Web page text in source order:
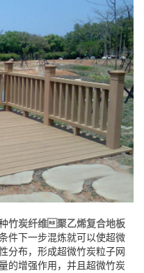
竹炭纤维聚乙烯复合地板
件下一步混炼就可以使超微
分布，形成超微竹炭粒子网
的增强作用，并且超微竹炭